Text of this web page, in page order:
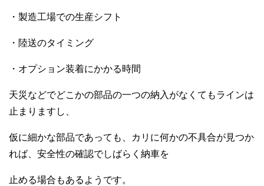
・製造工場での生産シフト
・陸送のタイミング
・オプション装着にかかる時間
天災などでどこかの部品の一つの納入がなくてもラインは
止まりますし、
仮に細かな部品であっても、カリに何かの不具合が見つか
れば、安全性の確認でしばらく納車を
止める場合もあるようです。